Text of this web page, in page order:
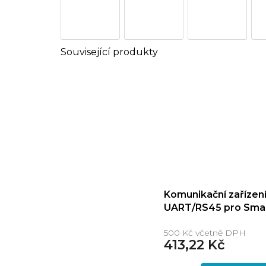
Komunikační zařízení
UART/RS45 pro
500 Kč včetně DPH
413,22 Kč